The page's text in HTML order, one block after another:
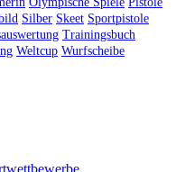
Silber Skeet Sportpistole
Trainingsbuch
Weltcup Wurfscheibe